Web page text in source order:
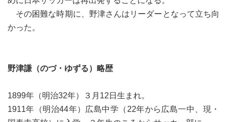
その困難な時期に、野津さんはリーダーとなって立ち向
かった。
野津謙（のづ・ゆずる）略歴
1899年（明治32年）３月12日生まれ。
1911年（明治44年）広島中学（22年から広島一中、現・